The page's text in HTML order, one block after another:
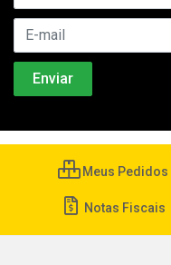
Meus Pedidos
Notas Fiscais